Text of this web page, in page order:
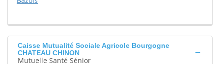
Caisse Mutualité Sociale Agricole Bourgogne
CHATEAU CHINON
Mutuelle Santé Sénior